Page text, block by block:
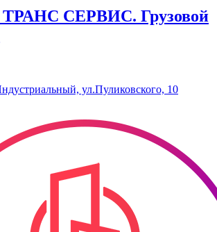
СЕРВИС. Грузовой
ул.Пуликовского, 10